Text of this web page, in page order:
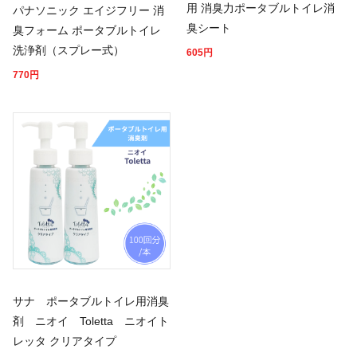
パナソニック エイジフリー 消
臭フォーム ポータブルトイレ
洗浄剤（スプレー式）
770円
用 消臭力ポータブルトイレ消
臭シート
605円
サナ ポータブルトイレ用消臭
剤 ニオイ Toletta ニオイト
レッタ クリアタイプ